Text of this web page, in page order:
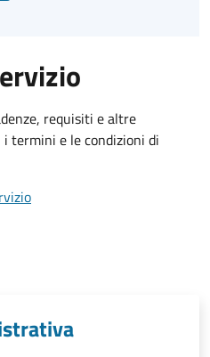
requisiti e altre
termini e le condizioni di